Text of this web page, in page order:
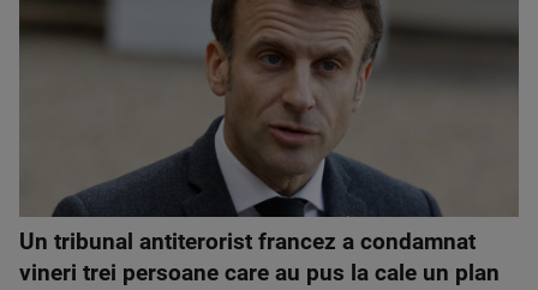
Un tribunal antiterorist francez a condamnat
vineri trei persoane care au pus la cale un plan